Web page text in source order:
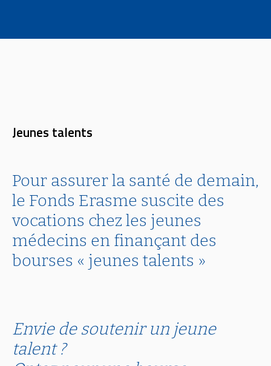
Jeunes talents
Pour assurer la santé de demain,
le Fonds Erasme suscite des
vocations chez les jeunes
médecins en finançant des
bourses « jeunes talents »
Envie de soutenir un jeune
talent ?